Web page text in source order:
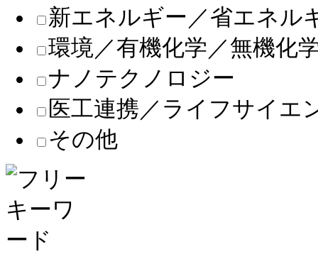
新エネルギー／省エネル
環境／有機化学／無機化
ナノテクノロジー
医工連携／ライフサイエ
その他